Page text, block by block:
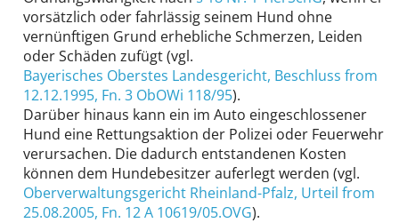
vorsätzlich oder fahrlässig seinem Hund ohne
vernünftigen Grund erhebliche Schmerzen, Leiden
oder Schäden zufügt (vgl.
Bayerisches Oberstes Landesgericht, Beschluss from
12.12.1995, Fn. 3 ObOWi 118/95).
Darüber hinaus kann ein im Auto eingeschlossener
Hund eine Rettungsaktion der Polizei oder Feuerwehr
verursachen. Die dadurch entstandenen Kosten
können dem Hundebesitzer auferlegt werden (vgl.
Oberverwaltungsgericht Rheinland-Pfalz, Urteil from
25.08.2005, Fn. 12 A 10619/05.OVG).